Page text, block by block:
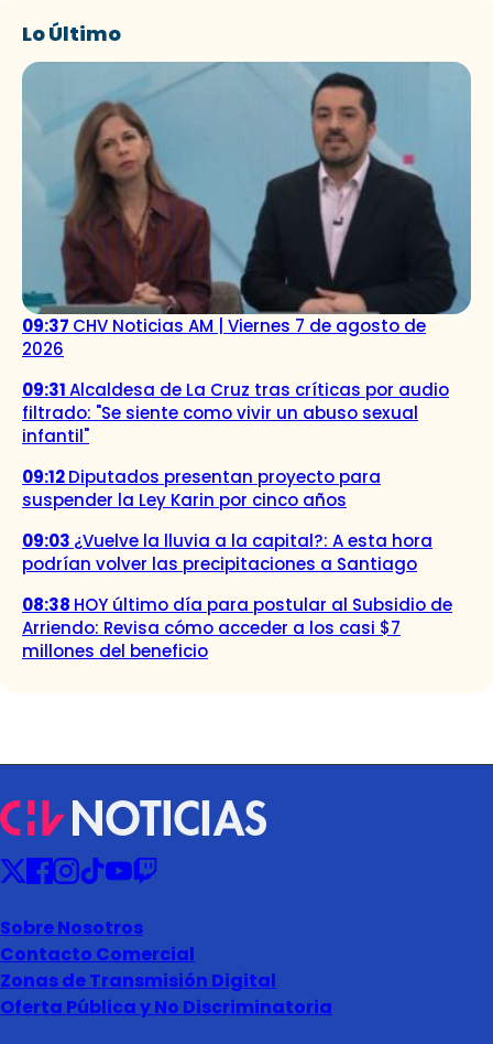
Lo Último
09:37 CHV Noticias AM | Viernes 7 de agosto de
2026
09:31Alcaldesa de La Cruz tras críticas por audio
filtrado: "Se siente como vivir un abuso sexual
infantil"
09:12Diputados presentan proyecto para
suspender la Ley Karin por cinco años
09:03 ¿Vuelve la lluvia a la capital?: A esta hora
podrían volver las precipitaciones a Santiago
08:38 HOY último día para postular al Subsidio de
Arriendo: Revisa cómo acceder a los casi $7
millones del beneficio
Sobre Nosotros
Contacto Comercial
Zonas de Transmisión Digital
Oferta Pública y No Discriminatoria